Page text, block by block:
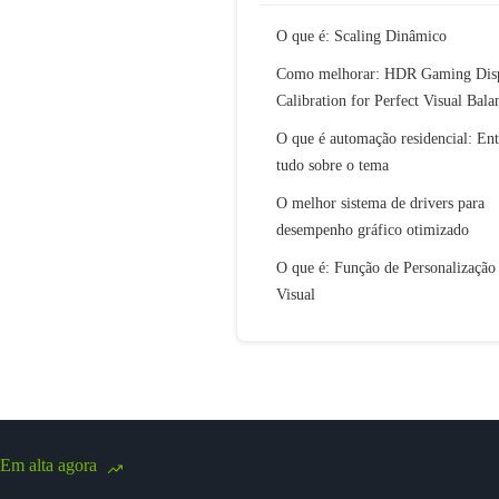
O que é: Scaling Dinâmico
Como melhorar: HDR Gaming
Calibration for Perfect Visual
O que é automação residencial:
tudo sobre o tema
O melhor sistema de drivers para
desempenho gráfico otimizado
O que é: Função de Personalização
Visual
Em alta agora